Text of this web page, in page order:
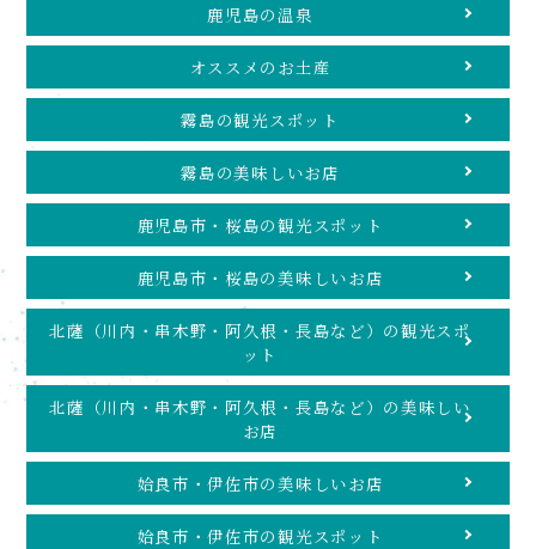
鹿児島の温泉
オススメのお土産
霧島の観光スポット
霧島の美味しいお店
鹿児島市・桜島の観光スポット
鹿児島市・桜島の美味しいお店
北薩（川内・串木野・阿久根・長島など）の観光スポ
ット
北薩（川内・串木野・阿久根・長島など）の美味しい
お店
姶良市・伊佐市の美味しいお店
姶良市・伊佐市の観光スポット